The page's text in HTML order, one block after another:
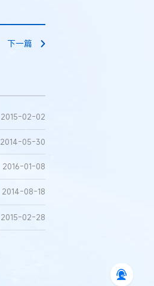
下一篇
2015-02-02
2014-05-30
2016-01-08
2014-08-18
2015-02-28